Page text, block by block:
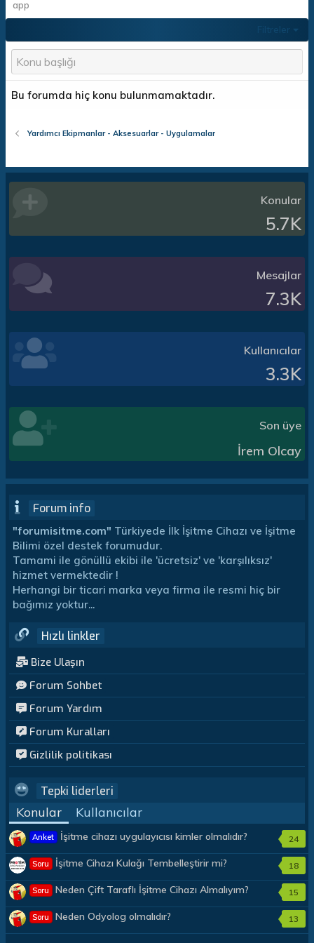
app
Filtreler
Bu forumda hiç konu bulunmamaktadır.
Yardımcı Ekipmanlar - Aksesuarlar - Uygulamalar
Konular
5.7K
Mesajlar
7.3K
Kullanıcılar
3.3K
Son üye
İrem Olcay
Forum info
"forumisitme.com" Türkiyede İlk İşitme Cihazı ve İşitme
Bilimi özel destek forumudur.
Tamami ile gönüllü ekibi ile 'ücretsiz' ve 'karşılıksız'
hizmet vermektedir !
Herhangi bir ticari marka veya firma ile resmi hiç bir
bağımız yoktur...
Hızlı linkler
Bize Ulaşın
Forum Sohbet
Forum Yardım
Forum Kuralları
Gizlilik politikası
Tepki liderleri
Konular Kullanıcılar
Anket İşitme cihazı uygulayıcısı kimler olmalıdır? 24
Soru İşitme Cihazı Kulağı Tembelleştirir mi? 18
Soru Neden Çift Taraflı İşitme Cihazı Almalıyım? 15
Soru Neden Odyolog olmalıdır? 13